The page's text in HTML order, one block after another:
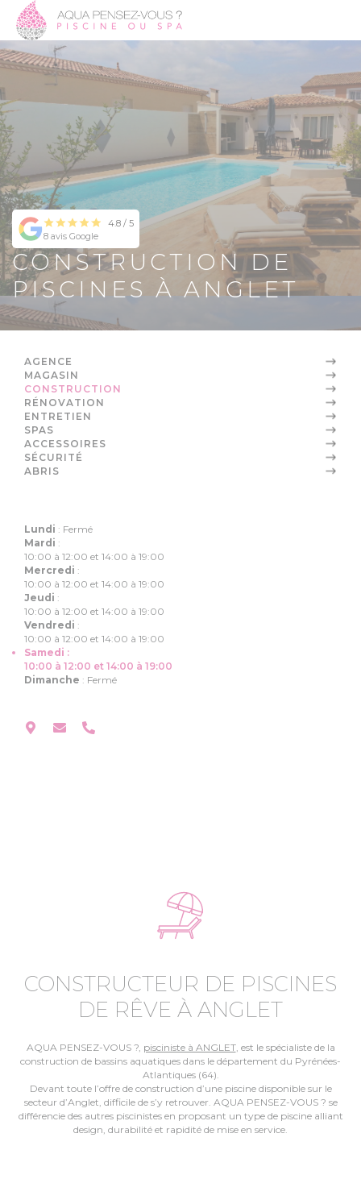
4.8 / 5
8 avis Google
CONSTRUCTION DE
PISCINES À ANGLET
AGENCE
MAGASIN
CONSTRUCTION
RÉNOVATION
ENTRETIEN
SPAS
ACCESSOIRES
SÉCURITÉ
ABRIS
Lundi : Fermé
Mardi :
10:00 à 12:00 et 14:00 à 19:00
Mercredi :
10:00 à 12:00 et 14:00 à 19:00
Jeudi :
10:00 à 12:00 et 14:00 à 19:00
Vendredi :
10:00 à 12:00 et 14:00 à 19:00
Samedi :
10:00 à 12:00 et 14:00 à 19:00
Dimanche : Fermé
CONSTRUCTEUR DE PISCINES
DE RÊVE À ANGLET
AQUA PENSEZ-VOUS ?, pisciniste à ANGLET, est le spécialiste de la
construction de bassins aquatiques dans le département du Pyrénées-
Atlantiques (64).
Devant toute l’offre de construction d’une piscine disponible sur le
secteur d’Anglet, difficile de s’y retrouver. AQUA PENSEZ-VOUS ? se
différencie des autres piscinistes en proposant un type de piscine alliant
design, durabilité et rapidité de mise en service.